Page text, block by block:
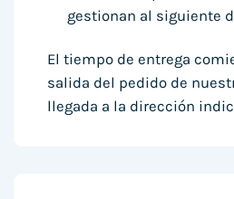
gestionan al siguiente
El tiempo de entrega
salida del pedido de
llegada a la dirección